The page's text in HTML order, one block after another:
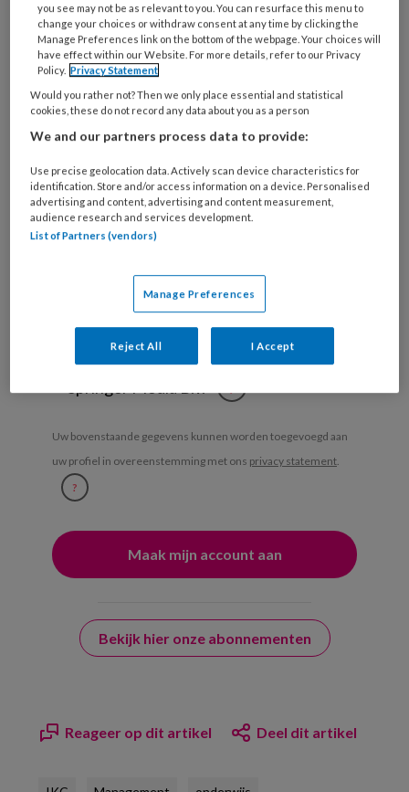
Kies
je
functie *
Bij
welke
organisatie
je?
Untitled
Ontvang 2x per week de
KinderopvangTotaal nieuwsbrief
Ontvang iedere zondag het
Weekoverzicht
van KinderopvangTotaal en
Uw bovenstaande gegevens kunnen worden toegevoegd aan
uw profiel in overeenstemming met ons privacy statement.
?
Bekijk hier onze abonnementen
Reageer op dit artikel Deel dit artikel
you see may not be as relevant to you. You can resurface this menu to
change your choices or withdraw consent at any time by clicking the
Manage Preferences link on the bottom of the webpage. Your choices will
have effect within our Website. For more details, refer to our Privacy
Policy. Privacy Statement
Would you rather not? Then we only place essential and statistical
cookies, these do not record any data about you as a person
We and our partners process data to provide:
Use precise geolocation data. Actively scan device characteristics for
identification. Store and/or access information on a device. Personalised
advertising and content, advertising and content measurement,
audience research and services development.
List of Partners (vendors)
Manage Preferences
Reject All I Accept